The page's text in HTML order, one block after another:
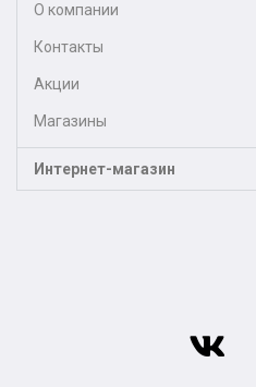
О компании
Контакты
Акции
Магазины
Интернет-магазин